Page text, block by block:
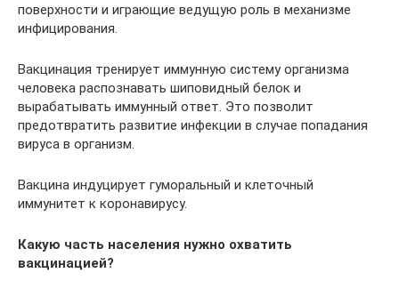
поверхности и играющие ведущую роль в механизме
инфицирования.
Вакцинация тренирует иммунную систему организма
человека распознавать шиповидный белок и
вырабатывать иммунный ответ. Это позволит
предотвратить развитие инфекции в случае попадания
вируса в организм.
Вакцина индуцирует гуморальный и клеточный
иммунитет к коронавирусу.
Какую часть населения нужно охватить
вакцинацией?